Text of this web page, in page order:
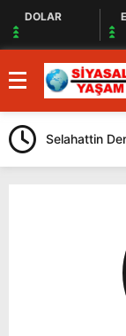
DOLAR
Selahattin